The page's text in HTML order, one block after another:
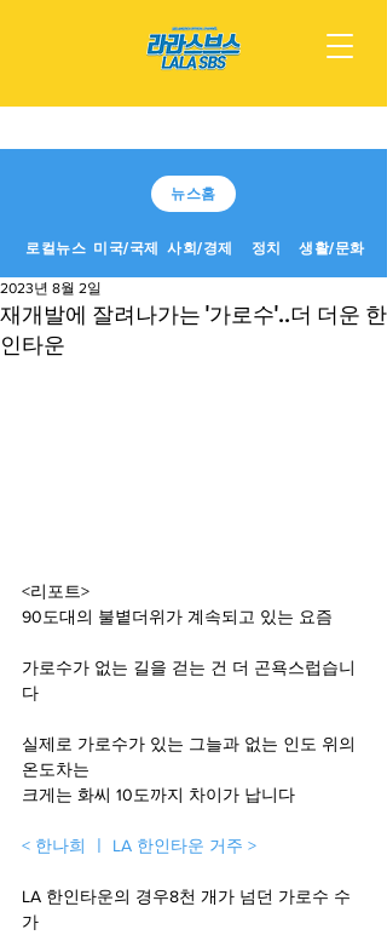
뉴스홈
로컬뉴스 미국/국제 사회/경제 정치 생활/문화
재개발에 잘려나가는 '가로수'..더 더운 한
인타운
2023년 8월 2일
<리포트>
90도대의 불볕더위가 계속되고 있는 요즘
가로수가 없는 길을 걷는 건 더 곤욕스럽습니
다
실제로 가로수가 있는 그늘과 없는 인도 위의
온도차는
크게는 화씨 10도까지 차이가 납니다
< 한나희 ㅣ LA 한인타운 거주 >
LA 한인타운의 경우8천 개가 넘던 가로수 수
가